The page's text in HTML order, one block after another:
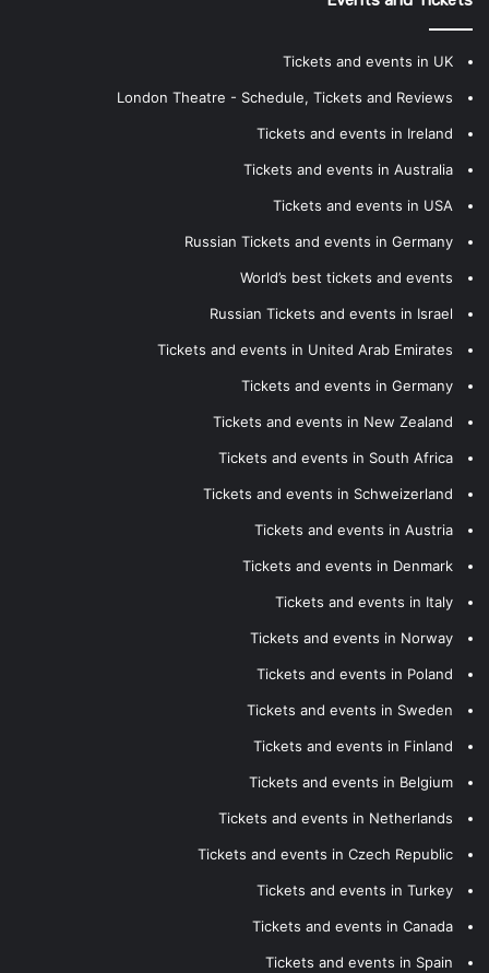
Tickets and events in UK
London Theatre - Schedule, Tickets and Reviews
Tickets and events in Ireland
Tickets and events in Australia
Tickets and events in USA
Russian Tickets and events in Germany
World’s best tickets and events
Russian Tickets and events in Israel
Tickets and events in United Arab Emirates
Tickets and events in Germany
Tickets and events in New Zealand
Tickets and events in South Africa
Tickets and events in Schweizerland
Tickets and events in Austria
Tickets and events in Denmark
Tickets and events in Italy
Tickets and events in Norway
Tickets and events in Poland
Tickets and events in Sweden
Tickets and events in Finland
Tickets and events in Belgium
Tickets and events in Netherlands
Tickets and events in Czech Republic
Tickets and events in Turkey
Tickets and events in Canada
Tickets and events in Spain